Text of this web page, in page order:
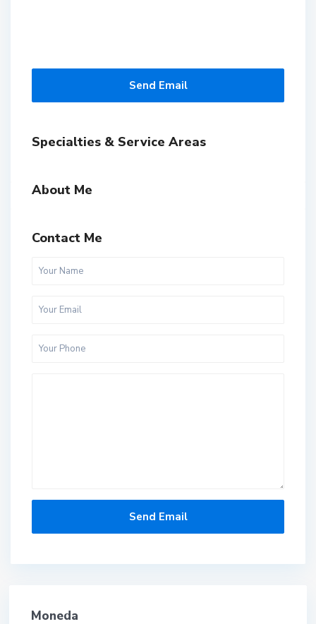
Send Email
Specialties & Service Areas
About Me
Contact Me
Moneda